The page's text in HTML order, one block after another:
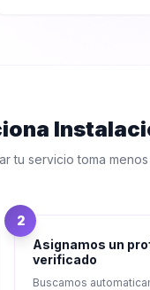
tu servicio toma
2
Asignamos un
verificado
Buscamos